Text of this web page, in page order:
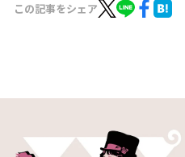
この記事をシェア